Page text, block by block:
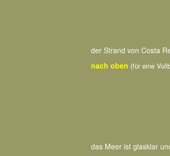
der Strand von Costa
nach oben (für eine
das Meer ist glasklar